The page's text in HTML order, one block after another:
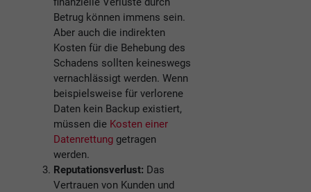
Betrug können immens sein.
Aber auch die indirekten
Kosten für die Behebung des
Schadens sollten keineswegs
vernachlässigt werden. Wenn
beispielsweise für verlorene
Daten kein Backup existiert,
müssen die Kosten einer
Datenrettung getragen
werden.
Reputationsverlust: Das
Vertrauen von Kunden und